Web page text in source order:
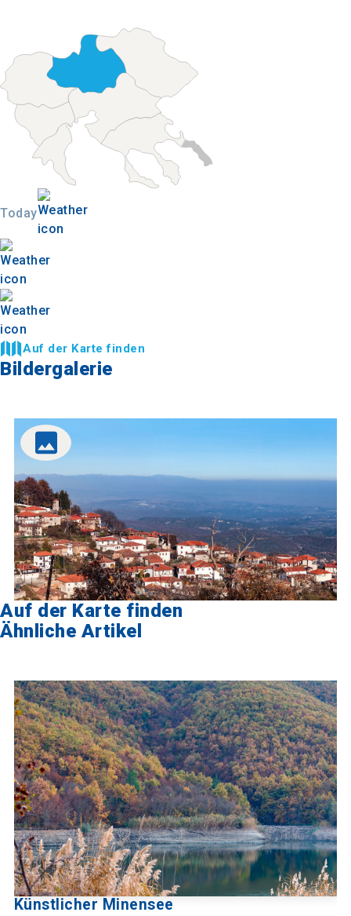
Today
Auf der Karte finden
Bildergalerie
Auf der Karte finden
Ähnliche Artikel
Künstlicher Minensee